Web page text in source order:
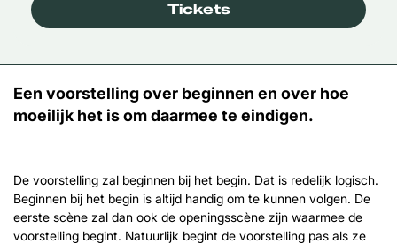
Tickets
Een voorstelling over beginnen en over hoe
moeilijk het is om daarmee te eindigen.
De voorstelling zal beginnen bij het begin. Dat is redelijk logisch.
Beginnen bij het begin is altijd handig om te kunnen volgen. De
eerste scène zal dan ook de openingsscène zijn waarmee de
voorstelling begint. Natuurlijk begint de voorstelling pas als ze